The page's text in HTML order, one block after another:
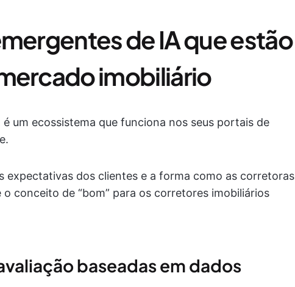
de IA que estão
imobiliário
um ecossistema que funciona nos seus portais de
expectativas dos clientes e a forma como as corretoras
conceito de “bom” para os corretores imobiliários
baseadas em dados